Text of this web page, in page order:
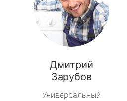
Дмитрий
Зарубов
Универсальный